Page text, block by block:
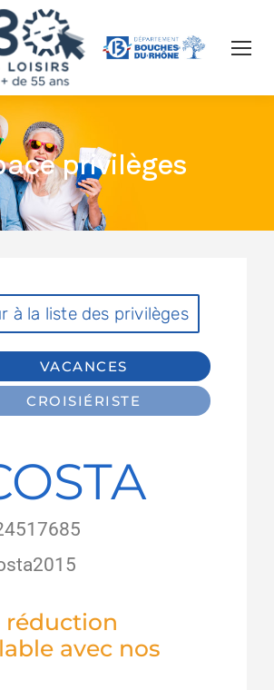
privilèges
à la liste des privilèges
VACANCES
CROISIÉRISTE
réduction
avec nos